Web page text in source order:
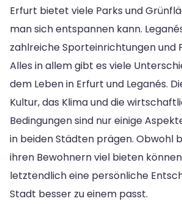
Erfurt bietet viele Parks und
man sich entspannen kann.
zahlreiche Sporteinrichtungen und
Alles in allem gibt es viele
dem Leben in Erfurt und Leganés.
Kultur, das Klima und die
Bedingungen sind nur einige
in beiden Städten prägen. Obwohl
ihren Bewohnern viel bieten
letztendlich eine persönliche
Stadt besser zu einem passt.